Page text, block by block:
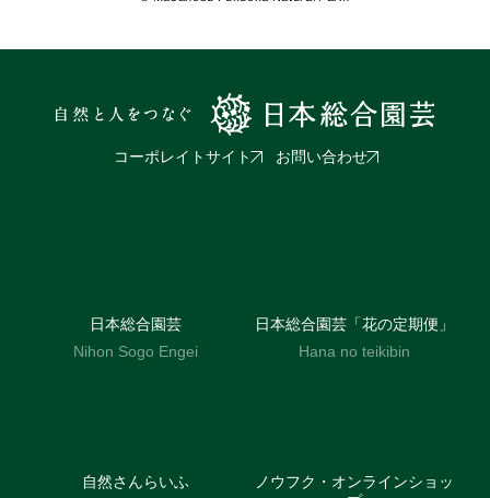
コーポレイトサイト お問い合わせ
日本総合園芸
Nihon Sogo Engei
日本総合園芸「花の定期便」
Hana no teikibin
自然さんらいふ
ノウフク・オンラインショッ